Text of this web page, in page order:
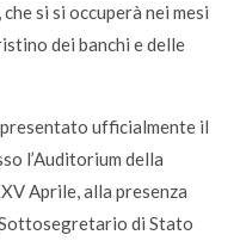
si si occuperà nei mesi
dei banchi e delle
ufficialmente il
l’Auditorium della
Aprile, alla presenza
di Stato